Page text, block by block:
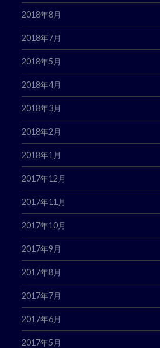
2018年8月
2018年7月
2018年5月
2018年4月
2018年3月
2018年2月
2018年1月
2017年12月
2017年11月
2017年10月
2017年9月
2017年8月
2017年7月
2017年6月
2017年5月